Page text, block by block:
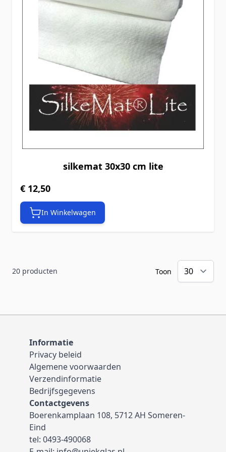
silkemat 30x30 cm lite
€ 12,50
In Winkelwagen
20 producten Toon
Informatie
Privacy beleid
Algemene voorwaarden
Verzendinformatie
Bedrijfsgegevens
Contactgevens
Boerenkamplaan 108, 5712 AH Someren-
Eind
tel: 0493-490068